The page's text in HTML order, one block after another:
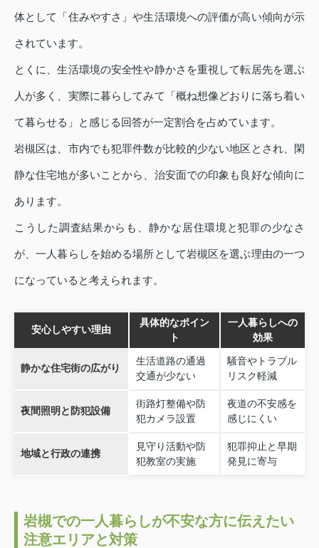
体として「住みやすさ」や生活環境への評価が高い傾向が示
されています。
とくに、生活環境の安全性や静かさを重視して転居先を選ぶ
人が多く、実際に暮らしてみて「概ね想像どおりに落ち着い
て暮らせる」と感じる回答が一定割合を占めています。
岩槻区は、市内でも犯罪件数が比較的少ない地区とされ、閑
静な住宅地が多いことから、治安面での印象も良好な傾向に
あります。
こうした調査結果からも、静かな居住環境と犯罪の少なさ
が、一人暮らしを始める場所として岩槻区を選ぶ理由の一つ
になっていると考えられます。
安心しやすい理由
具体的なポイン
ト
一人暮らしへの
効果
静かな住宅街の広がり
生活道路の通過
交通が少ない
騒音やトラブル
リスク軽減
夜間照明と防犯設備
街路灯整備や防
犯カメラ設置
夜道の不安感を
感じにくい
地域と行政の連携
見守り活動や防
犯教室の実施
犯罪抑止と早期
発見に寄与
岩槻での一人暮らしが不安な方に伝えたい
注意エリアと対策